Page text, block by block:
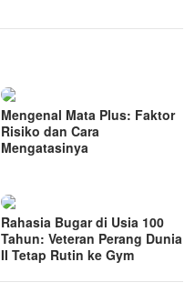
Mengenal Mata Plus: Faktor
Risiko dan Cara
Mengatasinya
Rahasia Bugar di Usia 100
Tahun: Veteran Perang Dunia
II Tetap Rutin ke Gym